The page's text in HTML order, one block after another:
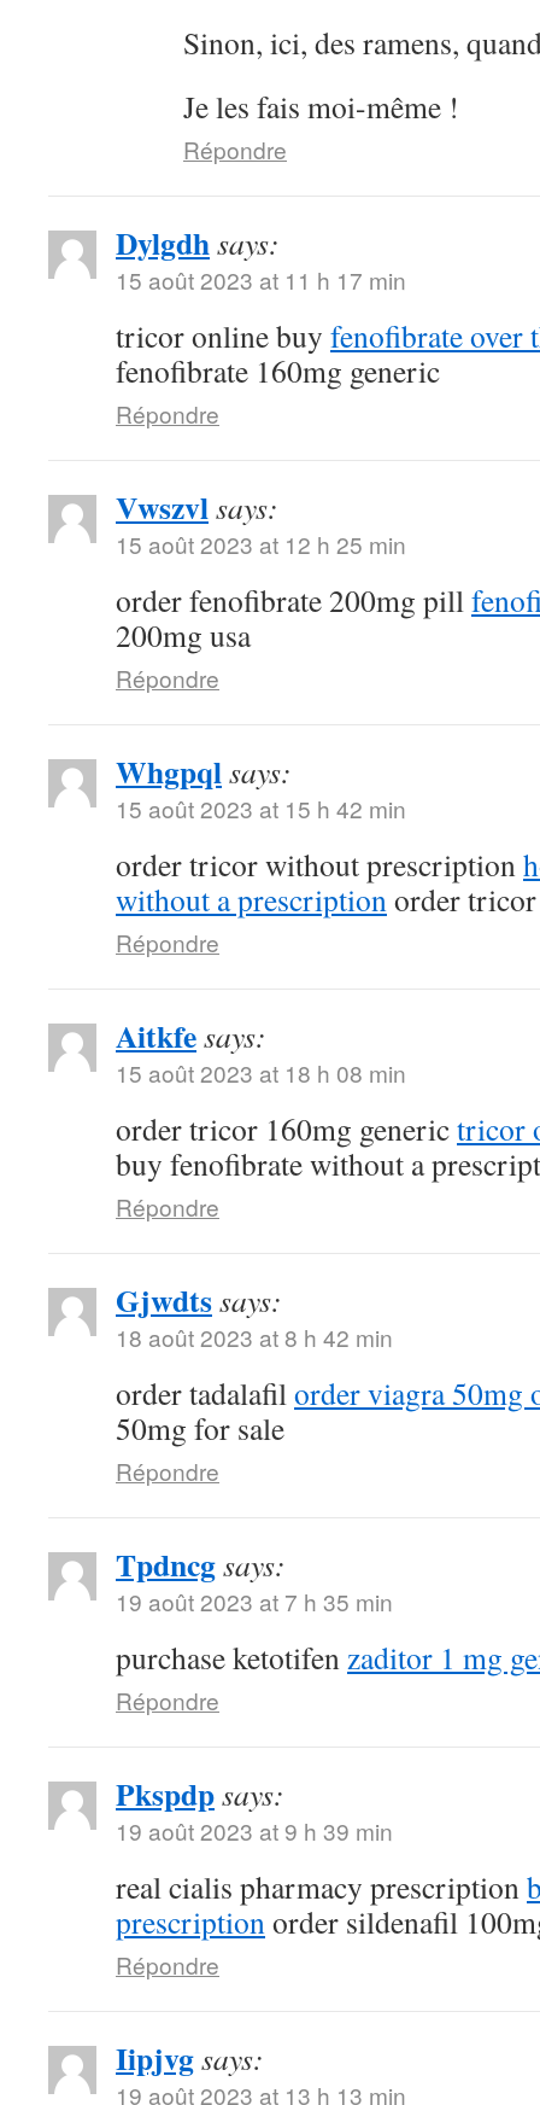
Sinon, ici, des ramens,
Je les fais moi-même !
Répondre
Dylgdhsays:
15 août 2023 at 11 h 17 min
tricor online buy fenofibrate over
fenofibrate 160mg generic
Répondre
Vwszvlsays:
15 août 2023 at 12 h 25 min
order fenofibrate 200mg pill
200mg usa
Répondre
Whgpqlsays:
15 août 2023 at 15 h 42 min
order tricor without prescription
without a prescriptionorder
Répondre
Aitkfesays:
15 août 2023 at 18 h 08 min
order tricor 160mg generictricor
buy fenofibrate without a
Répondre
Gjwdtssays:
18 août 2023 at 8 h 42 min
order tadalafilorder viagra 50mg
50mg for sale
Répondre
Tpdncgsays:
19 août 2023 at 7 h 35 min
purchase ketotifenzaditor 1 mg
Répondre
Pkspdpsays:
19 août 2023 at 9 h 39 min
real cialis pharmacy prescription
prescriptionorder sildenafil
Répondre
Iipjvgsays:
19 août 2023 at 13 h 13 min